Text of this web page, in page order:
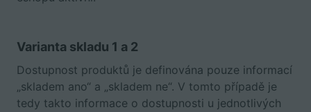
Varianta skladu 1 a 2
Dostupnost produktů je definována pouze informací
„skladem ano“ a „skladem ne“. V tomto případě je
tedy takto informace o dostupnosti u jednotlivých